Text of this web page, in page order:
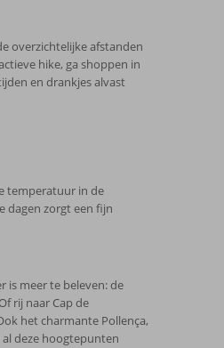
overzichtelijke afstanden
hike, ga shoppen in
en drankjes alvast
temperatuur in de
dagen zorgt een fijn
is meer te beleven: de
rij naar Cap de
het charmante Pollença,
deze hoogtepunten